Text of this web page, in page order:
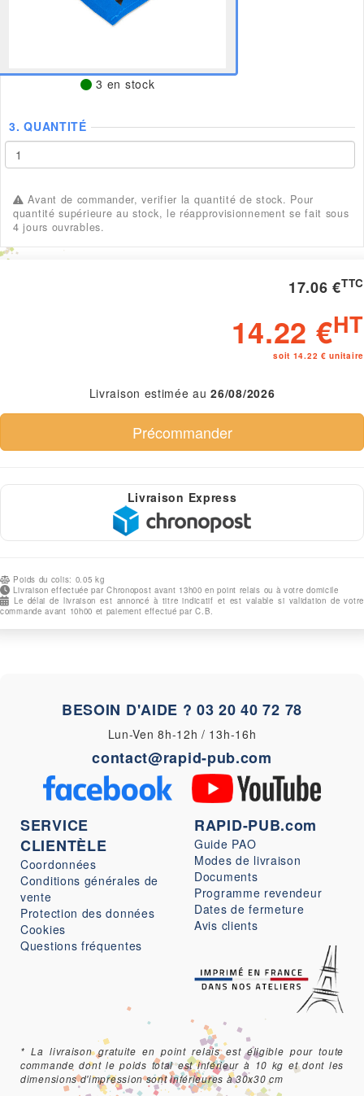
3 en stock
3. QUANTITÉ
Avant de commander, verifier la quantité de stock. Pour
quantité supérieure au stock, le réapprovisionnement se fait sous
4 jours ouvrables.
17.06 €TTC
14.22 €HT
soit 14.22 € unitaire
Livraison estimée au26/08/2026
Livraison Express
Poids du colis: 0.05 kg
Livraison effectuée par Chronopost avant 13h00 en point relais ou à votre domicile
Le délai de livraison est annoncé à titre indicatif et est valable si validation de votre
commande avant 10h00 et paiement effectué par C.B.
BESOIN D'AIDE ?03 20 40 72 78
Lun-Ven 8h-12h / 13h-16h
contact@rapid-pub.com
SERVICE
CLIENTÈLE
Coordonnées
Conditions générales de
vente
Protection des données
Cookies
Questions fréquentes
RAPID-PUB.com
Guide PAO
Modes de livraison
Documents
Programme revendeur
Dates de fermeture
Avis clients
* La livraison gratuite en point relais est éligible pour toute
commande dont le poids total est inférieur à 10 kg et dont les
dimensions d'impression sont inférieures à 30x30 cm